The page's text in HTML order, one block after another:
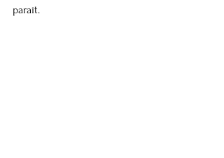
paraît.